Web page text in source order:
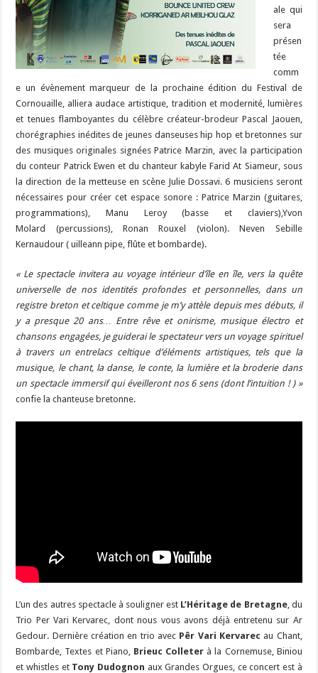
ale qui
sera
présen
tée
comm
e un évènement marqueur de la prochaine édition du Festival de
Cornouaille, alliera audace artistique, tradition et modernité, lumières
et tenues flamboyantes du célèbre créateur-brodeur Pascal Jaouen,
chorégraphies inédites de jeunes danseuses hip hop et bretonnes sur
des musiques originales signées Patrice Marzin, avec la participation
du conteur Patrick Ewen et du chanteur kabyle Farid At Siameur, sous
la direction de la metteuse en scène Julie Dossavi. 6 musiciens seront
nécessaires pour créer cet espace sonore : Patrice Marzin (guitares,
programmations), Manu Leroy (basse et claviers),Yvon
Molard (percussions), Ronan Rouxel (violon). Neven Sebille
Kernaudour ( uilleann pipe, flûte et bombarde).
« Le spectacle invitera au voyage intérieur d’île en île, vers la quête
universelle de nos identités profondes et personnelles, dans un
registre breton et celtique comme je m’y attèle depuis mes débuts, il
y a presque 20 ans… Entre rêve et onirisme, musique électro et
chansons engagées, je guiderai le spectateur vers un voyage spirituel
à travers un entrelacs celtique d’éléments artistiques, tels que la
musique, le chant, la danse, le conte, la lumière et la broderie dans
un spectacle immersif qui éveilleront nos 6 sens (dont l’intuition ! ) »
confie la chanteuse bretonne.
L’un des autres spectacle à souligner est L’Héritage de Bretagne, du
Trio Per Vari Kervarec, dont nous vous avons déjà entretenu sur Ar
Gedour. Dernière création en trio avec Pêr Vari Kervarec au Chant,
Bombarde, Textes et Piano, Brieuc Colleter à la Cornemuse, Biniou
et whistles et Tony Dudognon aux Grandes Orgues, ce concert est à